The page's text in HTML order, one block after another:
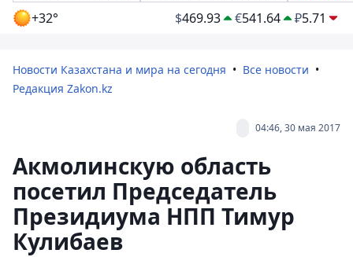
+32° $469.93 €541.64 ₽5.71
Новости Казахстана и мира на сегодня
Все новости
Редакция Zakon.kz
04:46, 30 мая 2017
Акмолинскую область
посетил Председатель
Президиума НПП Тимур
Кулибаев